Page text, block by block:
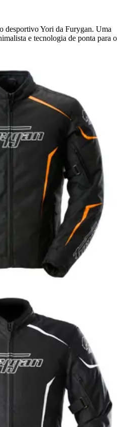
desportivo Yori da Furygan. Uma
e tecnologia de ponta para o